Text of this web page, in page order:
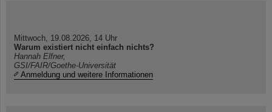
Mittwoch, 19.08.2026, 14 Uhr
Warum existiert nicht einfach nichts?
Hannah Elfner,
GSI/FAIR/Goethe-Universität
Anmeldung und weitere Informationen